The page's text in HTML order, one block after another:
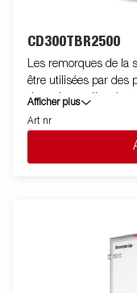
CD300TBR2500
Les remorques de
être utilisées par des professionnels et pouvant être tractées par
des voitures
de couvrir et de
une capacité de
permet la pose de
utilisée comme support publicitaire. Construite avec un
est une remorque
indicatif uniquement
Afficher plus
Art nr